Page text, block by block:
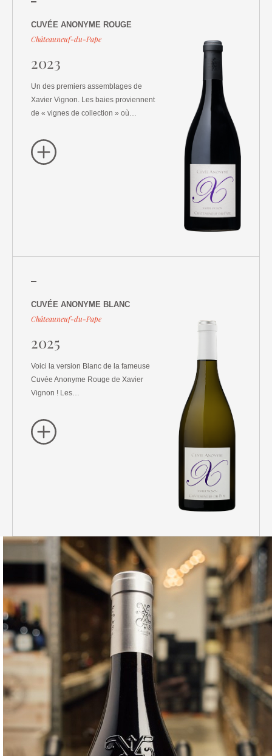
CUVÉE ANONYME ROUGE
Châteauneuf-du-Pape
2023
Un des premiers assemblages de
Xavier Vignon. Les baies proviennent
de « vignes de collection » où…
CUVÉE ANONYME BLANC
Châteauneuf-du-Pape
2025
Voici la version Blanc de la fameuse
Cuvée Anonyme Rouge de Xavier
Vignon ! Les…